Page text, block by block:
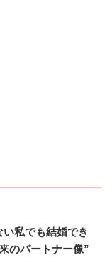
い私でも結婚でき
のパートナー像”